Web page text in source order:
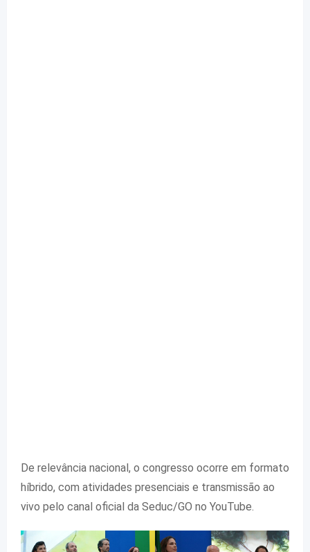
De relevância nacional, o congresso ocorre em formato
híbrido, com atividades presenciais e transmissão ao
vivo pelo canal oficial da Seduc/GO no YouTube.